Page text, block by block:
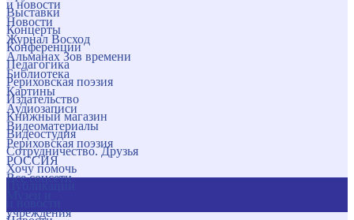
и новости
Новости
Журнал Восход
Альманах Зов времени
Библиотека
Картины
Аудиозаписи
Видеоматериалы
Рериховская поэзия
РОССИЯ
Все соцсети
учреждения
Выставки
Концерты
Конференции
Педагогика
Рериховская поэзия
Издательство
Книжный магазин
Видеостудия
Сотрудничество. Друзья
Хочу помочь